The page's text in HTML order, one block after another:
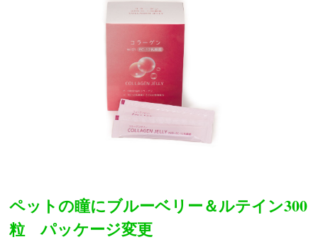
ペットの瞳にブルーベリー＆ルテイン300
粒 パッケージ変更